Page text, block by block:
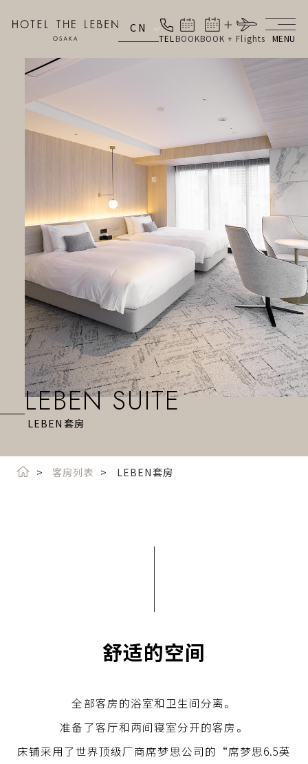
CN
TEL BOOKBOOK + Flights MENU
LEBEN SUITE
LEBEN套房
客房列表 LEBEN套房
舒适的空间
全部客房的浴室和卫生间分离。
准备了客厅和两间寝室分开的客房。
床铺采用了世界顶级厂商席梦思公司的“席梦思6.5英